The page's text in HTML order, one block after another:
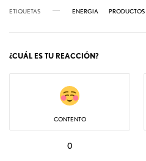
ETIQUETAS ENERGIA PRODUCTOS
¿CUÁL ES TU REACCIÓN?
CONTENTO
0